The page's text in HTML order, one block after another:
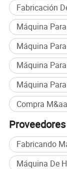
Fabricación
Máquina
Máquina
Máquina
Máquina
Fabricando
Máquina De